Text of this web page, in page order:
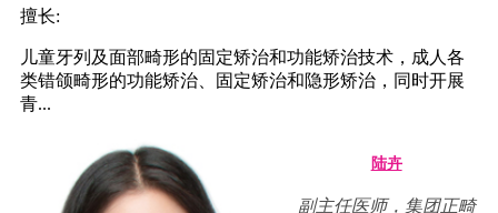
擅长:
儿童牙列及面部畸形的固定矫治和功能矫治技术，成人各
类错颌畸形的功能矫治、固定矫治和隐形矫治，同时开展
青...
陆卉
副主任医师，集团正畸